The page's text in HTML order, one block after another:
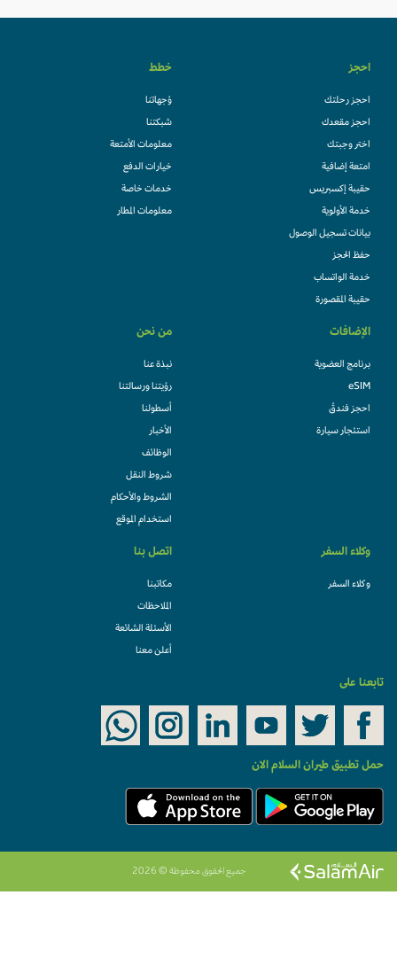
احجز
احجز رحلتك
احجز مقعدك
اختر وجبتك
امتعة إضافية
حقيبة إكسبريس
خدمة الأولوية
بيانات تسجيل الوصول
حفظ الحجز
خدمة الواتساب
حقيبة المقصورة
خطط
وُجهاتنا
شبكتنا
معلومات الأمتعة
خيارات الدفع
خدمات خاصة
معلومات المطار
الإضافات
برنامج العضوية
eSIM
احجز فندقً
استئجار سيارة
من نحن
نبذة عنا
رؤيتنا ورسالتنا
أسطولنا
الأخبار
الوظائف
شروط النقل
الشروط والأحكام
استخدام الموقع
وكلاء السفر
وكلاء السفر
اتصل بنا
مكاتبنا
الملاحظات
الأسئلة الشائعة
أعلن معنا
تابعنا على
حمل تطبيق طيران السلام الان
جميع الحقوق محفوظة © 2026